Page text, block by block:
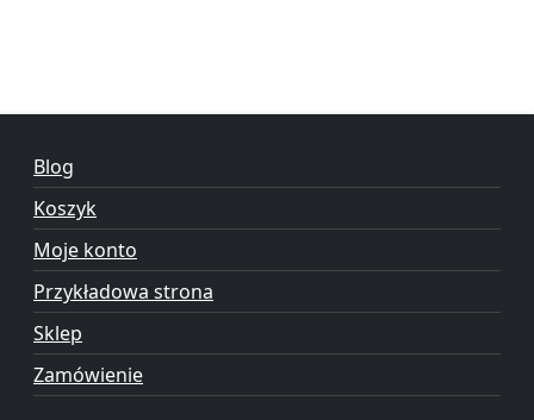
Blog
Koszyk
Moje konto
Przykładowa strona
Sklep
Zamówienie